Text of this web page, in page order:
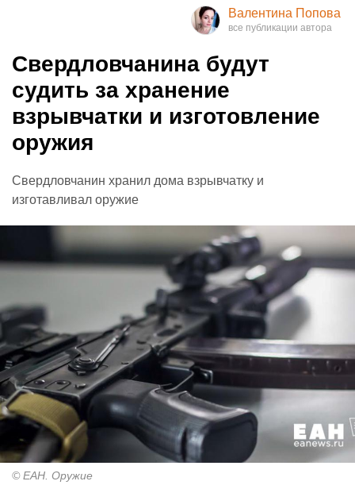
Валентина Попова
Свердловчанина будут
судить за хранение
взрывчатки и изготовление
оружия
Свердловчанин хранил дома взрывчатку и
изготавливал оружие
© ЕАН. Оружие